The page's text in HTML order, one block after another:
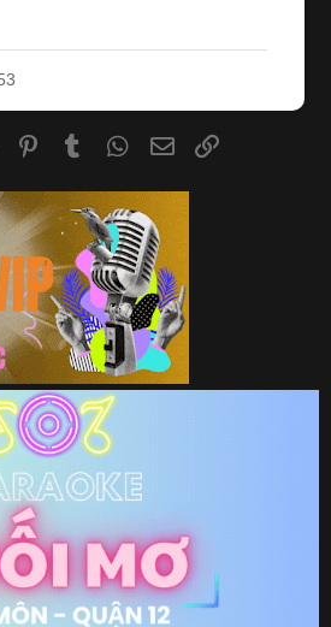
Reddit PinterestTumblr WhatsApp
Email